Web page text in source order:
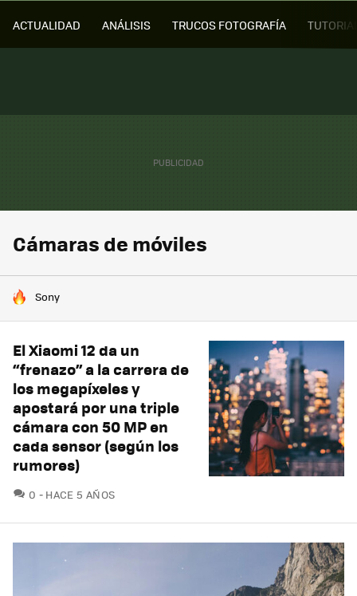
ACTUALIDAD ANÁLISIS TRUCOS FOTOGRAFÍA
Cámaras de móviles
HOY SE HABLA DE
Sony
El Xiaomi 12 da un
“frenazo” a la carrera de
los megapíxeles y
apostará por una triple
cámara con 50 MP en
cada sensor (según los
rumores)
0 COMENTARIOS
HACE 5 AÑOS